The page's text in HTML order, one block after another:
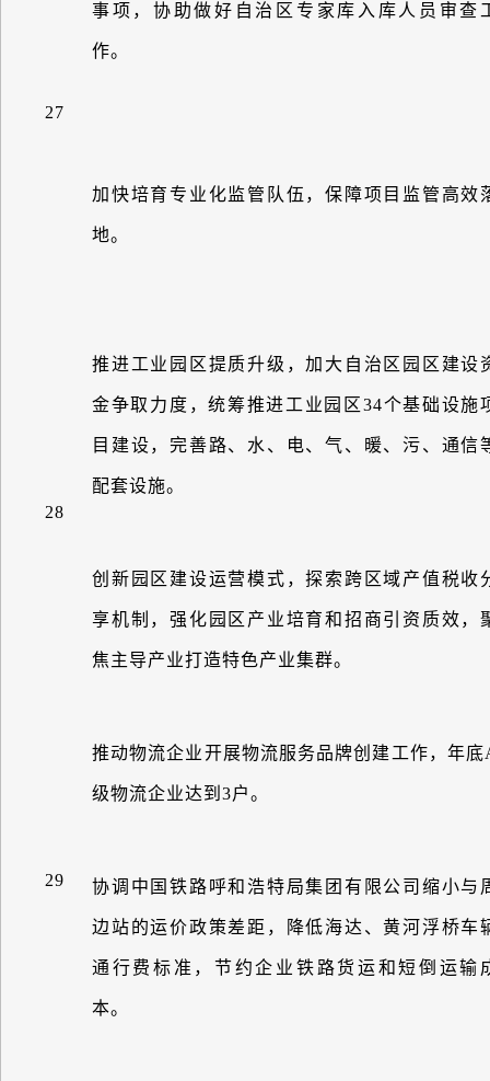
27
事项，协助做好自治区专家库入库人员审查
作。
加快培育专业化监管队伍，保障项目监管高效
地。
28
推进工业园区提质升级，加大自治区园区建设
金争取力度，统筹推进工业园区34个基础设施
目建设，完善路、水、电、气、暖、污、通信
配套设施。
创新园区建设运营模式，探索跨区域产值税收
享机制，强化园区产业培育和招商引资质效，
焦主导产业打造特色产业集群。
29
推动物流企业开展物流服务品牌创建工作，年底
级物流企业达到 3户。
协调中国铁路呼和浩特局集团有限公司缩小与
边站的运价政策差距，降低海达、黄河浮桥车
通行费标准，节约企业铁路货运和短倒运输
本。